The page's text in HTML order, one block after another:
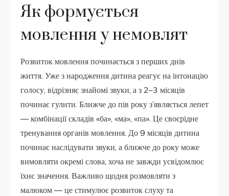
Як формується
мовлення у немовлят
Розвиток мовлення починається з перших днів
життя. Уже з народження дитина реагує на інтонацію
голосу, відрізняє знайомі звуки, а з 2–3 місяців
починає гулити. Ближче до пів року з’являється лепет
— комбінації складів «ба», «ма», «па». Це своєрідне
тренування органів мовлення. До 9 місяців дитина
починає наслідувати звуки, а ближче до року може
вимовляти окремі слова, хоча не завжди усвідомлює
їхнє значення. Важливо щодня розмовляти з
малюком — це стимулює розвиток слуху та